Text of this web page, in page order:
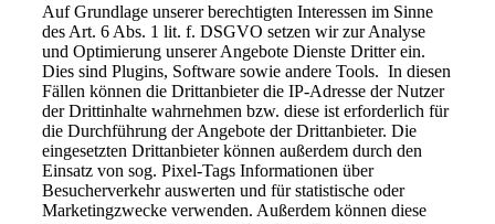
Auf Grundlage unserer berechtigten Interessen im Sinne
des Art. 6 Abs. 1 lit. f. DSGVO setzen wir zur Analyse
und Optimierung unserer Angebote Dienste Dritter ein.
Dies sind Plugins, Software sowie andere Tools. In diesen
Fällen können die Drittanbieter die IP-Adresse der Nutzer
der Drittinhalte wahrnehmen bzw. diese ist erforderlich für
die Durchführung der Angebote der Drittanbieter. Die
eingesetzten Drittanbieter können außerdem durch den
Einsatz von sog. Pixel-Tags Informationen über
Besucherverkehr auswerten und für statistische oder
Marketingzwecke verwenden. Außerdem können diese